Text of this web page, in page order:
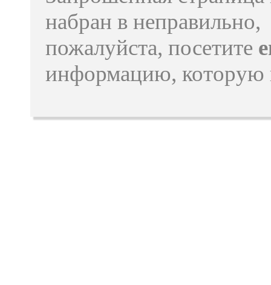
набран в неправильно,
пожалуйста, посетите
информацию, которую